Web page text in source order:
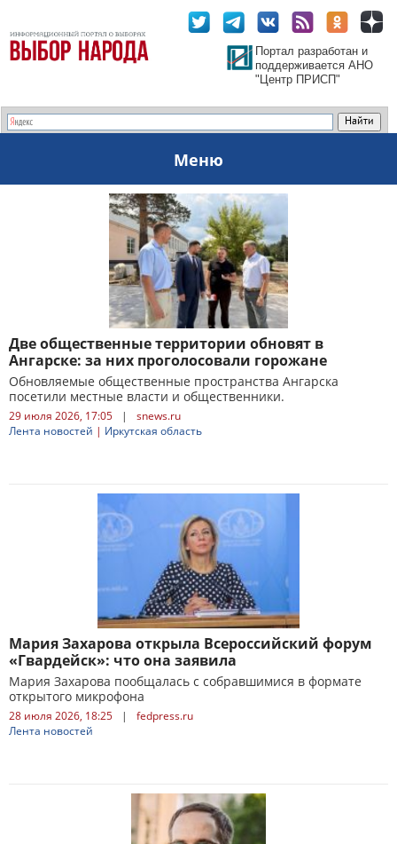
Портал разработан и
поддерживается АНО
"Центр ПРИСП"
Меню
Две общественные территории обновят в
Ангарске: за них проголосовали горожане
Обновляемые общественные пространства Ангарска
посетили местные власти и общественники.
29 июля 2026, 17:05 |
snews.ru
Лента новостей | Иркутская область
Мария Захарова открыла Всероссийский форум
«Гвардейск»: что она заявила
Мария Захарова пообщалась с собравшимися в формате
открытого микрофона
28 июля 2026, 18:25 |
fedpress.ru
Лента новостей